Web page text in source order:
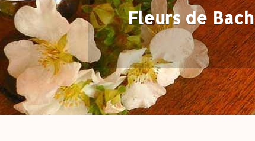
Fleurs de Bach